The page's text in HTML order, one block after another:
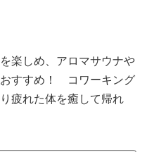
楽しめ、アロマサウナや
すすめ！ コワーキング
疲れた体を癒して帰れ